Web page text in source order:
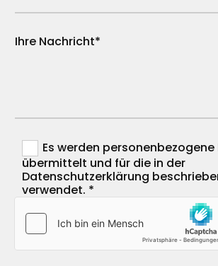
Ihre Nachricht*
Es werden personenbezogene
übermittelt und für die in der
Datenschutzerklärung
verwendet. *